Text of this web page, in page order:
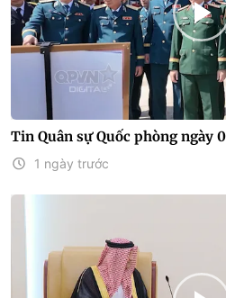
Tin Quân sự Quốc phòng ngày
1 ngày trước